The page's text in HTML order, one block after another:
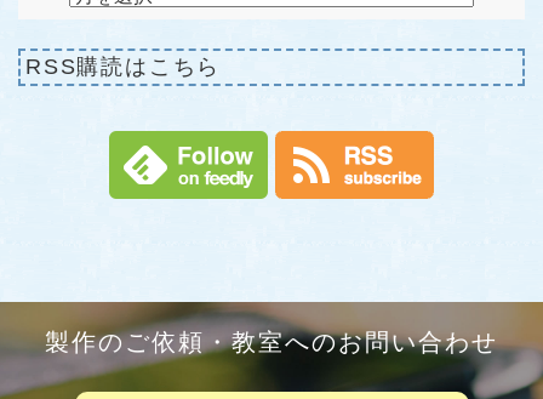
RSS購読はこちら
製作のご依頼・教室へのお問い合わせ